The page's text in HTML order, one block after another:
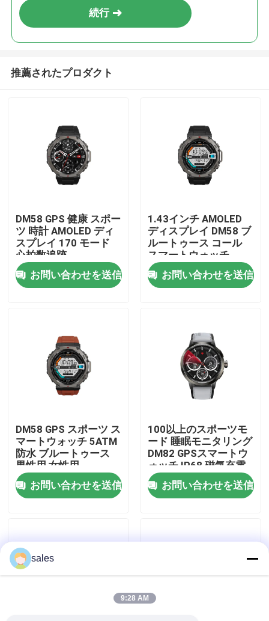
家
私達について
工場旅行
品質管理
私達に連絡しなさい
スポーツのスマートな腕時計
続行
推薦されたプロダクト
DM58 GPS 健康 スポー
ツ 時計 AMOLED ディ
スプレイ 170 モード
心拍数追跡
お問い合わせを送信
1.43インチ AMOLED
ディスプレイ DM58 ブ
ルートゥース コール
スマートウォッチ
5ATM 防水
お問い合わせを送信
DM58 GPS スポーツ ス
マートウォッチ 5ATM
防水 ブルートゥース
男性用 女性用
お問い合わせを送信
100以上のスポーツモ
ード 睡眠モニタリング
DM82 GPSスマートウ
ォッチ IP68 磁気充電
お問い合わせを送信
sales
9:28 AM